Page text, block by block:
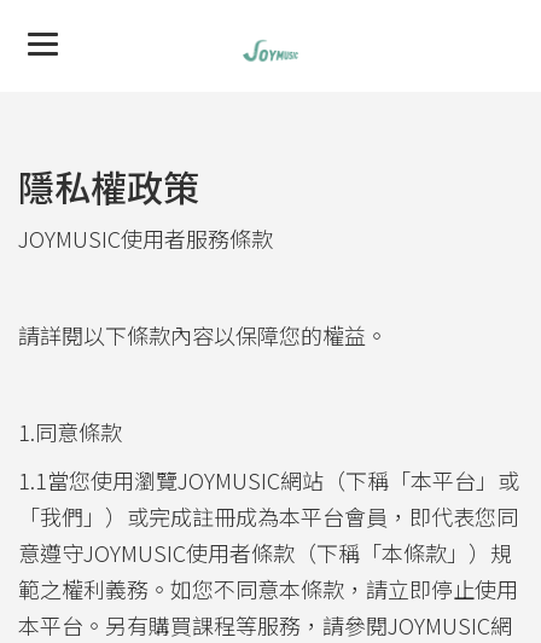
隱私權政策
JOYMUSIC使用者服務條款
請詳閱以下條款內容以保障您的權益。
1.同意條款
1.1當您使用瀏覽JOYMUSIC網站（下稱「本平台」或
「我們」）或完成註冊成為本平台會員，即代表您同
意遵守JOYMUSIC使用者條款（下稱「本條款」）規
範之權利義務。如您不同意本條款，請立即停止使用
本平台。另有購買課程等服務，請參閱JOYMUSIC網